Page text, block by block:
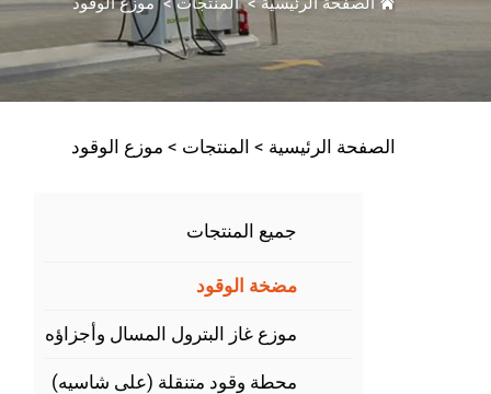
الصفحة الرئيسية > المنتجات > موزع الوقود
جميع المنتجات
مضخة الوقود
موزع غاز البترول المسال وأجزاؤه
محطة وقود متنقلة (على شاسيه)